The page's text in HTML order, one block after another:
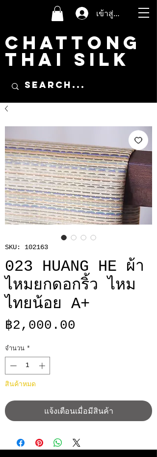
เข้าสู่ระบบ
CHATTONG
THAI SILK
SKU: 102163
023 HUANG HE ผ้า
ไหมยกดอกริ้ว ไหม
ไทยน้อย A+
฿2,000.00
จำนวน *
สินค้าหมด
แจ้งเตือนเมื่อมีสินค้า